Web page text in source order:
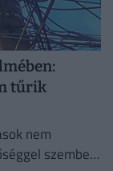
tűrik
nem
szemben,